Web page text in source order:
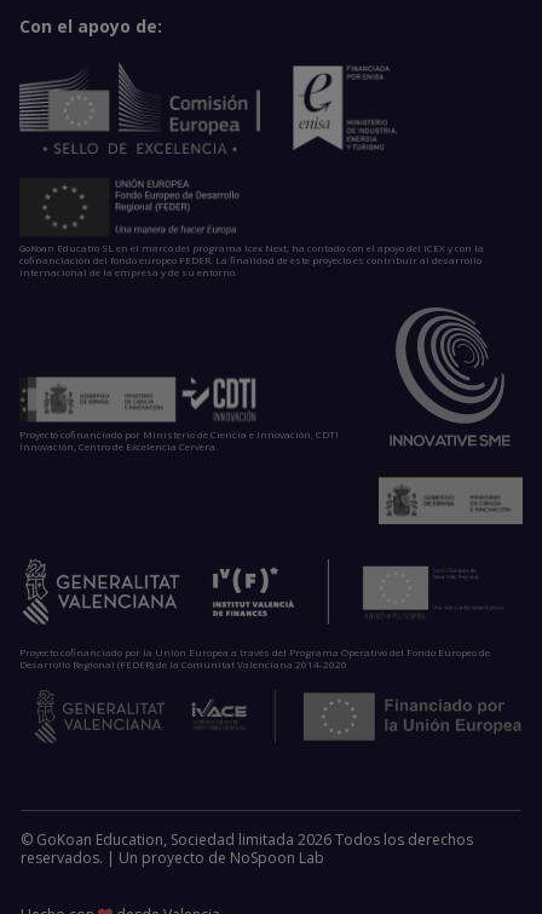
Con el apoyo de:
GoKoan Educatio SL en el marco del programa Icex Next, ha contado con el apoyo del ICEX y con la
cofinanciación del fondo europeo FEDER. La finalidad de este proyecto es contribuir al desarrollo
internacional de la empresa y de su entorno.
Proyecto cofinanciado por Ministerio de Ciencia e Innovación, CDTI
Innovación, Centro de Excelencia Cervera.
Proyecto cofinanciado por la Unión Europea a través del Programa Operativo del Fondo Europeo de
Desarrollo Regional (FEDER) de la Comunitat Valenciana 2014-2020
© GoKoan Education, Sociedad limitada 2026 Todos los derechos
reservados. | Un proyecto de NoSpoon Lab